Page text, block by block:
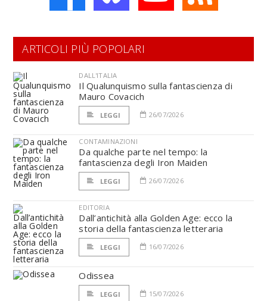
ARTICOLI PIÙ POPOLARI
DALL'ITALIA
Il Qualunquismo sulla fantascienza di
Mauro Covacich
LEGGI 26/07/2026
CONTAMINAZIONI
Da qualche parte nel tempo: la
fantascienza degli Iron Maiden
LEGGI 26/07/2026
EDITORIA
Dall’antichità alla Golden Age: ecco la
storia della fantascienza letteraria
LEGGI 16/07/2026
Odissea
LEGGI 15/07/2026